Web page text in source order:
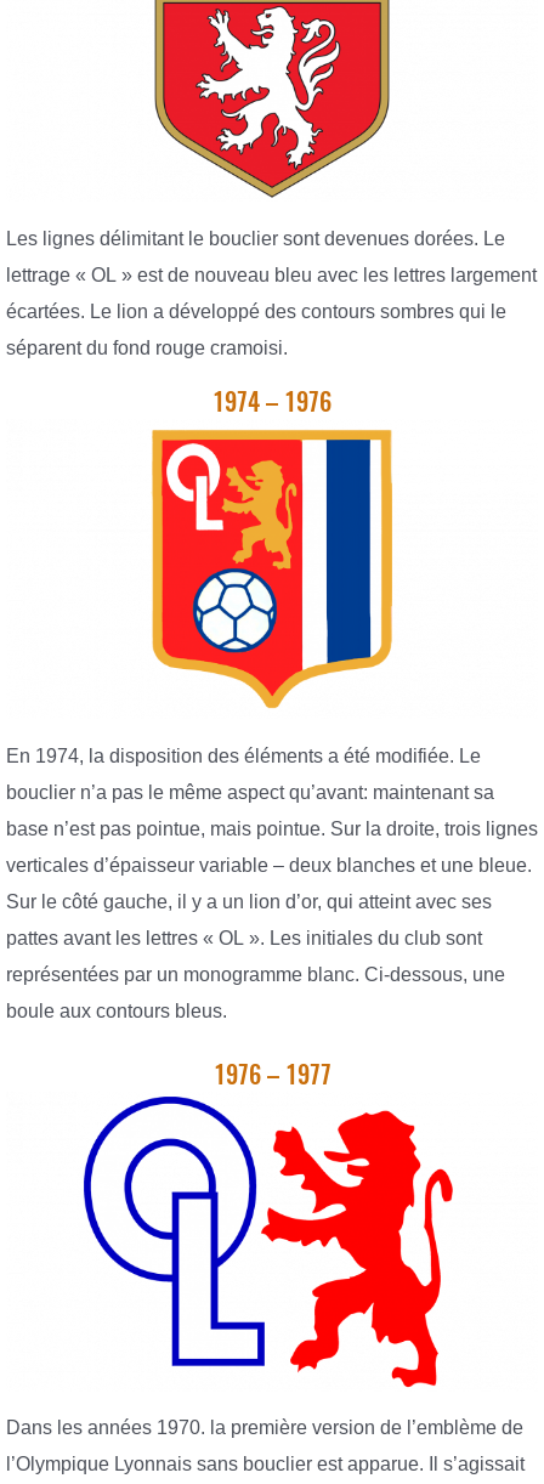
Les lignes délimitant le bouclier sont devenues dorées. Le
lettrage « OL » est de nouveau bleu avec les lettres largement
écartées. Le lion a développé des contours sombres qui le
séparent du fond rouge cramoisi.
1974 – 1976
En 1974, la disposition des éléments a été modifiée. Le
bouclier n’a pas le même aspect qu’avant: maintenant sa
base n’est pas pointue, mais pointue. Sur la droite, trois lignes
verticales d’épaisseur variable – deux blanches et une bleue.
Sur le côté gauche, il y a un lion d’or, qui atteint avec ses
pattes avant les lettres « OL ». Les initiales du club sont
représentées par un monogramme blanc. Ci-dessous, une
boule aux contours bleus.
1976 – 1977
Dans les années 1970. la première version de l’emblème de
l’Olympique Lyonnais sans bouclier est apparue. Il s’agissait